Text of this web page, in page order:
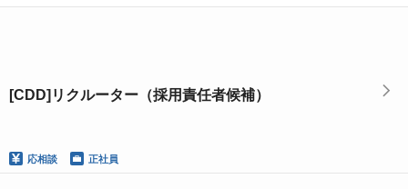
[CDD]リクルーター（採用責任者候補）
応相談 正社員